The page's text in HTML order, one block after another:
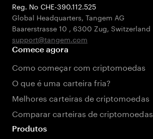
Reg. No CHE-390.112.525
Global Headquarters, Tangem AG
Baarerstrasse 10 , 6300 Zug, Switzerland
support@tangem.com
Comece agora
Como começar com criptomoedas
O que é uma carteira fria?
Melhores carteiras de criptomoedas
Comparar carteiras de criptomoedas
Produtos